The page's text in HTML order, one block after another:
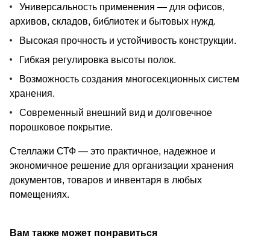
Универсальность применения — для офисов,
архивов, складов, библиотек и бытовых нужд.
Высокая прочность и устойчивость конструкции.
Гибкая регулировка высоты полок.
Возможность создания многосекционных систем
хранения.
Современный внешний вид и долговечное
порошковое покрытие.
Стеллажи СТФ — это практичное, надежное и
экономичное решение для организации хранения
документов, товаров и инвентаря в любых
помещениях.
Вам также может понравиться